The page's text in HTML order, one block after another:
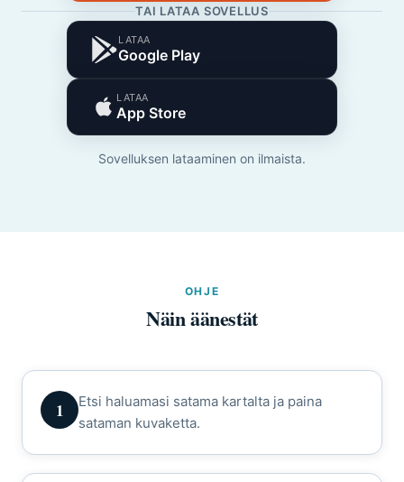
TAI LATAA SOVELLUS
LATAA
Google Play
LATAA
App Store
Sovelluksen lataaminen on ilmaista.
OHJE
Näin äänestät
1
Etsi haluamasi satama kartalta ja paina
sataman kuvaketta.